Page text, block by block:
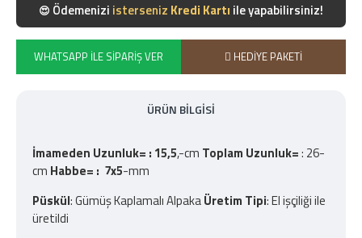
😍 Ödemenizi isterseniz Kredi Kartı ile yapabilirsiniz!
WHATSAPP İLE SIPARIŞ VER HEDIYE PAKETI
ÜRÜN BILGISI
İmameden Uzunluk= : 15,5,-cm Toplam Uzunluk=: 26-
cm Habbe= : 7x5-mm
Püskül: Gümüş Kaplamalı AlpakaÜretim Tipi: El işçiliği ile
üretildi